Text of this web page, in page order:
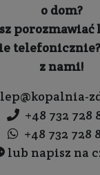
o dom?
porozmawiać
z nami!
+48 732 728
+48 732 728
lub napisz na